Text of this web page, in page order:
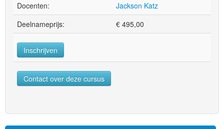
Docenten:
Jackson Katz
Deelnameprijs:
€ 495,00
Inschrijven
Contact over deze cursus